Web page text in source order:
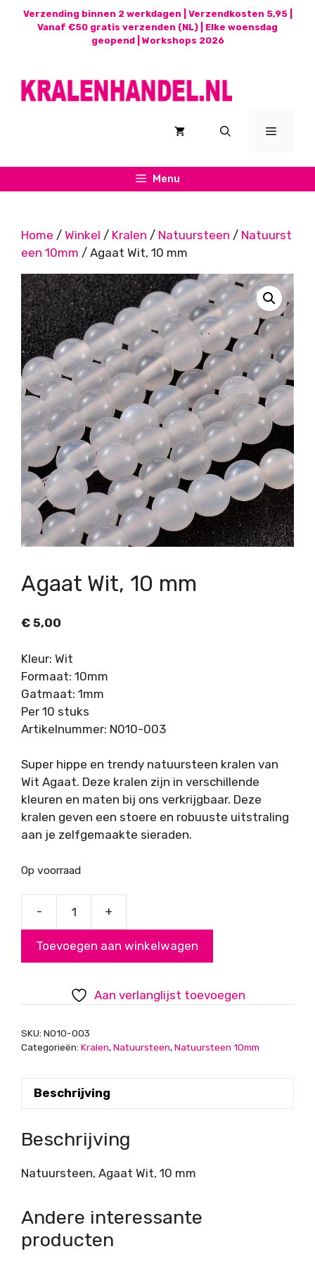
Verzending binnen 2 werkdagen | Verzendkosten 5,95 |
Vanaf €50 gratis verzenden (NL) | Elke woensdag
geopend | Workshops 2026
Menu
Menu
Home / Winkel / Kralen / Natuursteen / Natuurst
een 10mm / Agaat Wit, 10 mm
Agaat Wit, 10 mm
€ 5,00
Kleur: Wit
Formaat: 10mm
Gatmaat: 1mm
Per 10 stuks
Artikelnummer: N010-003
Super hippe en trendy natuursteen kralen van
Wit Agaat. Deze kralen zijn in verschillende
kleuren en maten bij ons verkrijgbaar. Deze
kralen geven een stoere en robuuste uitstraling
aan je zelfgemaakte sieraden.
Op voorraad
-
10
aantal
+
Toevoegen aan winkelwagen
Aan verlanglijst toevoegen
SKU: N010-003
Categorieën: Kralen,Natuursteen,Natuursteen 10mm
Beschrijving
Beschrijving
Natuursteen, Agaat Wit, 10 mm
Andere interessante
producten